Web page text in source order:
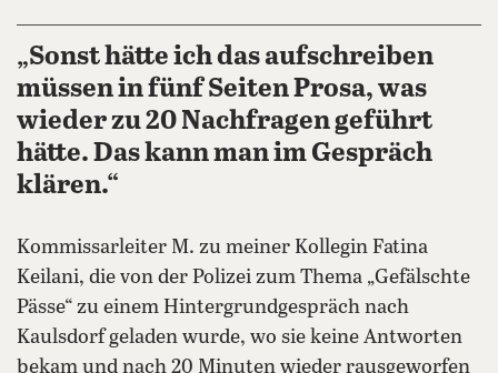
„Sonst hätte ich das aufschreiben
müssen in fünf Seiten Prosa, was
wieder zu 20 Nachfragen geführt
hätte. Das kann man im Gespräch
klären.“
Kommissarleiter M. zu meiner Kollegin Fatina
Keilani, die von der Polizei zum Thema „Gefälschte
Pässe“ zu einem Hintergrundgespräch nach
Kaulsdorf geladen wurde, wo sie keine Antworten
bekam und nach 20 Minuten wieder rausgeworfen